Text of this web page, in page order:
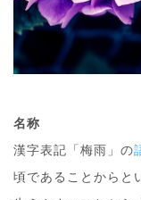
名称
漢字表記「梅雨」の
頃であることからと